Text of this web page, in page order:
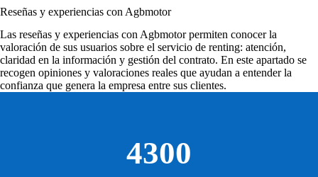
Reseñas y experiencias con Agbmotor
Las reseñas y experiencias con Agbmotorpermiten conocer la
valoración de sus usuarios sobre el servicio de renting: atención,
claridad en la información y gestión del contrato. En este apartado se
recogen opiniones y valoraciones reales que ayudan a entender la
confianza que genera la empresa entre sus clientes.
4300